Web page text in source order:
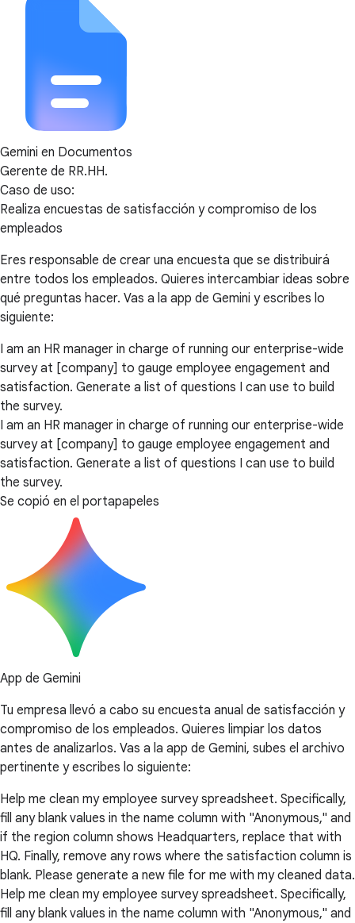
Gemini en Documentos
Gerente de RR.HH.
Caso de uso:
Realiza encuestas de satisfacción y compromiso de los
empleados
Eres responsable de crear una encuesta que se distribuirá
entre todos los empleados. Quieres intercambiar ideas sobre
qué preguntas hacer. Vas a la app de Gemini y escribes lo
siguiente:
I am an HR manager in charge of running our enterprise-wide
survey at [company] to gauge employee engagement and
satisfaction. Generate a list of questions I can use to build
the survey.
I am an HR manager in charge of running our enterprise-wide
survey at [company] to gauge employee engagement and
satisfaction. Generate a list of questions I can use to build
the survey.
Se copió en el portapapeles
App de Gemini
Tu empresa llevó a cabo su encuesta anual de satisfacción y
compromiso de los empleados. Quieres limpiar los datos
antes de analizarlos. Vas a la app de Gemini, subes el archivo
pertinente y escribes lo siguiente:
Help me clean my employee survey spreadsheet. Specifically,
fill any blank values in the name column with "Anonymous," and
if the region column shows Headquarters, replace that with
HQ. Finally, remove any rows where the satisfaction column is
blank. Please generate a new file for me with my cleaned data.
Help me clean my employee survey spreadsheet. Specifically,
fill any blank values in the name column with "Anonymous," and